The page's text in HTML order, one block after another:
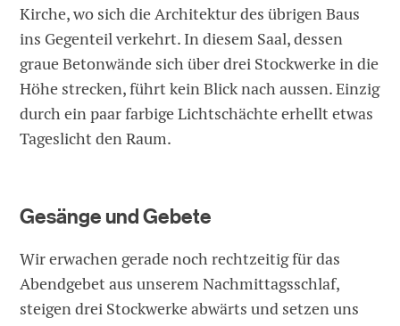
Kirche, wo sich die Architektur des übrigen Baus
ins Gegenteil verkehrt. In diesem Saal, dessen
graue Betonwände sich über drei Stockwerke in die
Höhe strecken, führt kein Blick nach aussen. Einzig
durch ein paar farbige Lichtschächte erhellt etwas
Tageslicht den Raum.
Gesänge und Gebete
Wir erwachen gerade noch rechtzeitig für das
Abendgebet aus unserem Nachmittagsschlaf,
steigen drei Stockwerke abwärts und setzen uns